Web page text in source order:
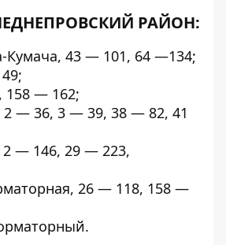
РАЙОН:
Кумача, 43 — 101, 64 —134;
158 — 162;
2 — 36, 3 — 39, 38 — 82, 41
2 — 146, 29 — 223,
26 — 118, 158 —